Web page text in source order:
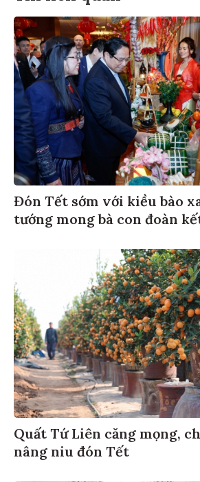
Đón Tết sớm với kiều bào
tướng mong bà con đoàn
Quất Tứ Liên căng mọng,
nâng niu đón Tết